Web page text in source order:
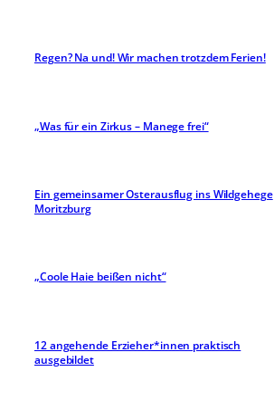
Regen? Na und! Wir machen trotzdem Ferien!
„Was für ein Zirkus – Manege frei“
Ein gemeinsamer Osterausflug ins Wildgehege
Moritzburg
„Coole Haie beißen nicht“
12 angehende Erzieher*innen praktisch
ausgebildet